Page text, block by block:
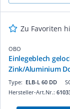
Zu Favoriten
OBO
Einlegeblech
Zink/Aluminium
Type: ELB-L 60 DD
Hersteller-Art.Nr.: